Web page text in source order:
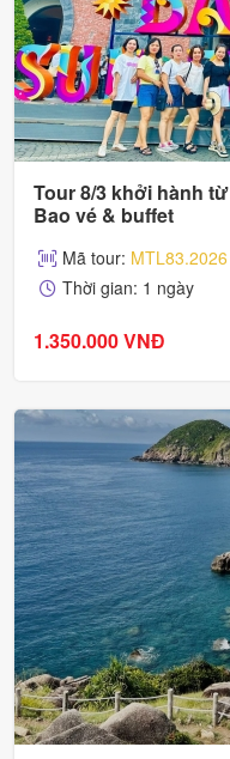
Tour 8/3 khởi hành
Bao vé & buffet
Mã tour: MTL83.2026
Thời gian: 1 ngày
1.350.000 VNĐ